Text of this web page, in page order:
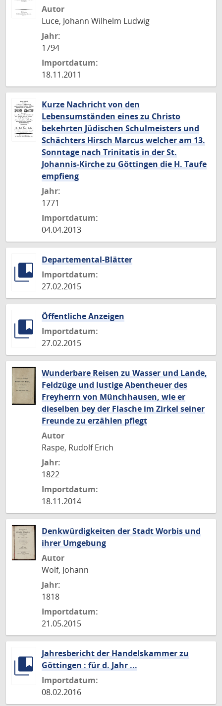
Autor
Luce, Johann Wilhelm Ludwig
Jahr:
1794
Importdatum:
18.11.2011
Kurze Nachricht von den
Lebensumständen eines zu Christo
bekehrten Jüdischen Schulmeisters und
Schächters Hirsch Marcus welcher am 13.
Sonntage nach Trinitatis in der St.
Johannis-Kirche zu Göttingen die H. Taufe
empfieng
Jahr:
1771
Importdatum:
04.04.2013
Departemental-Blätter
Importdatum:
27.02.2015
Öffentliche Anzeigen
Importdatum:
27.02.2015
Wunderbare Reisen zu Wasser und Lande,
Feldzüge und lustige Abentheuer des
Freyherrn von Münchhausen, wie er
dieselben bey der Flasche im Zirkel seiner
Freunde zu erzählen pflegt
Autor
Raspe, Rudolf Erich
Jahr:
1822
Importdatum:
18.11.2014
Denkwürdigkeiten der Stadt Worbis und
ihrer Umgebung
Autor
Wolf, Johann
Jahr:
1818
Importdatum:
21.05.2015
Jahresbericht der Handelskammer zu
Göttingen : für d. Jahr ...
Importdatum:
08.02.2016